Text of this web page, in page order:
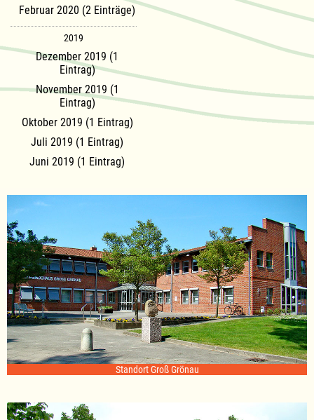
Februar 2020 (2 Einträge)
2019
Dezember 2019 (1
Eintrag)
November 2019 (1
Eintrag)
Oktober 2019 (1 Eintrag)
Juli 2019 (1 Eintrag)
Juni 2019 (1 Eintrag)
Standort Groß Grönau